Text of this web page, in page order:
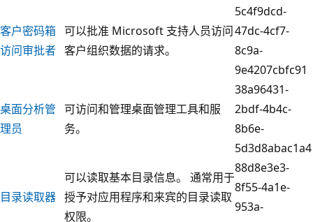
客户密码箱
访问审批者
可以批准 Microsoft 支持人员访问
客户组织数据的请求。
5c4f9dcd-
47dc-4cf7-
8c9a-
9e4207cbfc91
桌面分析管
理员
可访问和管理桌面管理工具和服
务。
38a96431-
2bdf-4b4c-
8b6e-
5d3d8abac1a4
目录读取器
可以读取基本目录信息。 通常用于
授予对应用程序和来宾的目录读取
权限。
88d8e3e3-
8f55-4a1e-
953a-